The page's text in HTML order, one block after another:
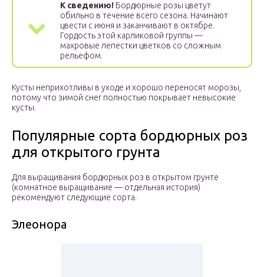
К сведению! Бордюрные розы цветут
обильно в течение всего сезона. Начинают
цвести с июня и заканчивают в октябре.
Гордость этой карликовой группы —
махровые лепестки цветков со сложным
рельефом.
Кусты неприхотливы в уходе и хорошо переносят морозы,
потому что зимой снег полностью покрывает невысокие
кусты.
Популярные сорта бордюрных роз
для открытого грунта
Для выращивания бордюрных роз в открытом грунте
(комнатное выращивание — отдельная история)
рекомендуют следующие сорта.
Элеонора